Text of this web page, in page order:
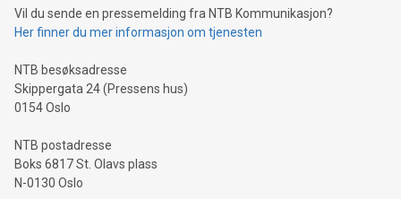
Vil du sende en pressemelding fra NTB Kommunikasjon?
Her finner du mer informasjon om tjenesten
NTB besøksadresse
Skippergata 24 (Pressens hus)
0154 Oslo
NTB postadresse
Boks 6817 St. Olavs plass
N-0130 Oslo